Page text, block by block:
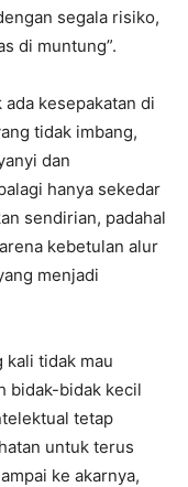
segala risiko,
di muntung”.
kesepakatan di
tidak imbang,
dan
hanya sekedar
sendirian, padahal
kebetulan alur
menjadi
kali tidak mau
bidak-bidak kecil
tetap
untuk terus
ke akarnya,